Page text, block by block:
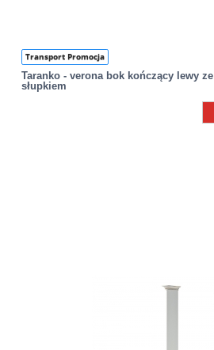
Transport Promocja
Taranko - verona bok kończący lewy ze
słupkiem